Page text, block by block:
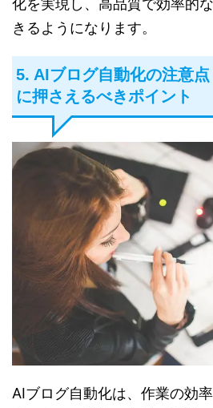
化を実現し、高品質で効率的
きるようになります。
5. AIブログ自動化の注意
に押さえるべきポイント
AIブログ自動化は、作業の効